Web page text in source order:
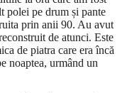
polei pe drum și pante
prin anii 90. Au avut
de atunci. Este
de piatra care era încă
noaptea, urmând un